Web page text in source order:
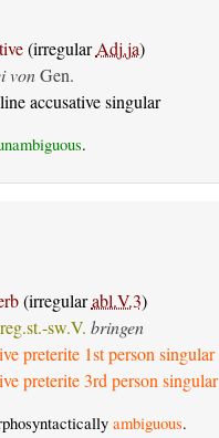
(irregularAdj.ja)
von Gen.
accusative singular
.
(irregularabl.V.3)
sw.V. bringen
preterite 1st person singular
preterite 3rd person singular
ambiguous.